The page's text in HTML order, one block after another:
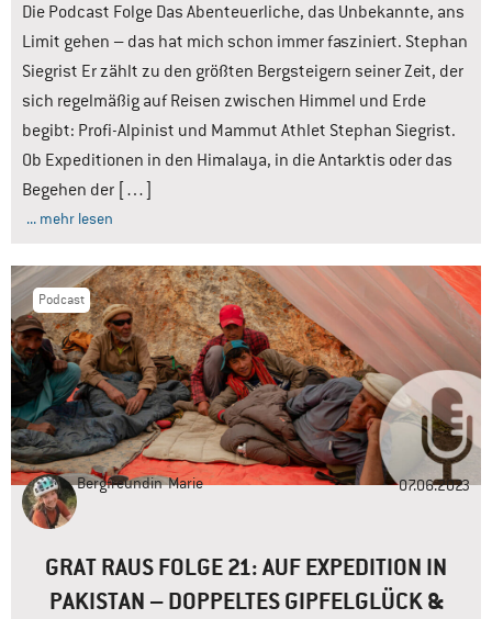
Die Podcast Folge Das Abenteuerliche, das Unbekannte, ans
Limit gehen – das hat mich schon immer fasziniert. Stephan
Siegrist Er zählt zu den größten Bergsteigern seiner Zeit, der
sich regelmäßig auf Reisen zwischen Himmel und Erde
begibt: Profi-Alpinist und Mammut Athlet Stephan Siegrist.
Ob Expeditionen in den Himalaya, in die Antarktis oder das
Begehen der […]
... mehr lesen
Podcast
Bergfreundin Marie 07.06.2023
GRAT RAUS FOLGE 21: AUF EXPEDITION IN
PAKISTAN – DOPPELTES GIPFELGLÜCK &